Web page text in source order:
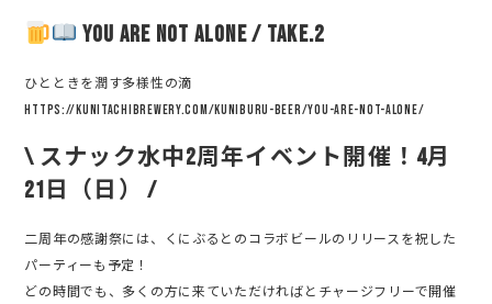
YOU ARE NOT ALONE / take.2
ひとときを潤す多様性の滴
https://kunitachibrewery.com/kuniburu-beer/you-are-not-alone/
\ スナック水中2周年イベント開催！4月
21日（日） /
二周年の感謝祭には、くにぶるとのコラボビールのリリースを祝した
パーティーも予定！
どの時間でも、多くの方に来ていただければとチャージフリーで開催